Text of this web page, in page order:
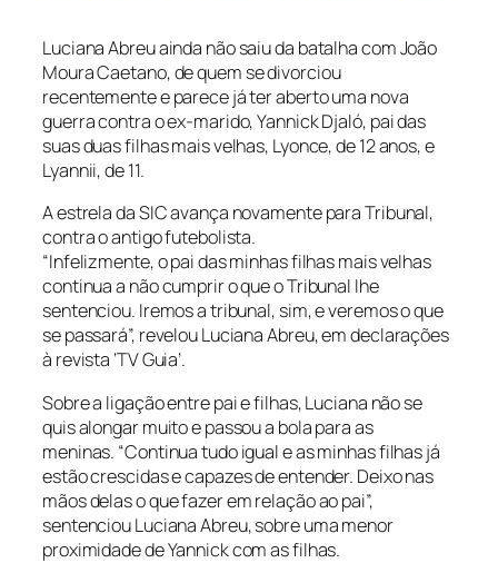
Luciana Abreu ainda não saiu da batalha com João
Moura Caetano, de quem se divorciou
recentemente e parece já ter aberto uma nova
guerra contra o ex-marido, Yannick Djaló, pai das
suas duas filhas mais velhas, Lyonce, de 12 anos, e
Lyannii, de 11.
A estrela da SIC avança novamente para Tribunal,
contra o antigo futebolista.
“Infelizmente, o pai das minhas filhas mais velhas
continua a não cumprir o que o Tribunal lhe
sentenciou. Iremos a tribunal, sim, e veremos o que
se passará”, revelou Luciana Abreu, em declarações
à revista ‘TV Guia’.
Sobre a ligação entre pai e filhas, Luciana não se
quis alongar muito e passou a bola para as
meninas. “Continua tudo igual e as minhas filhas já
estão crescidas e capazes de entender. Deixo nas
mãos delas o que fazer em relação ao pai”,
sentenciou Luciana Abreu, sobre uma menor
proximidade de Yannick com as filhas.